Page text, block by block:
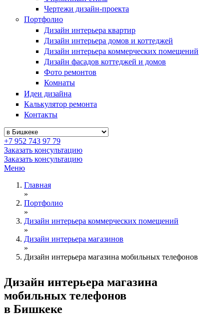
Чертежи дизайн-проекта
Портфолио
Дизайн интерьера квартир
Дизайн интерьера домов и коттеджей
Дизайн интерьера коммерческих помещений
Дизайн фасадов коттеджей и домов
Фото ремонтов
Комнаты
Идеи дизайна
Калькулятор ремонта
Контакты
+7 952 743 97 79
Заказать консультацию
Заказать консультацию
Меню
Главная
»
Портфолио
»
Дизайн интерьера коммерческих помещений
»
Дизайн интерьера магазинов
»
Дизайн интерьера магазина мобильных телефонов
Дизайн интерьера магазина
мобильных телефонов
в Бишкеке